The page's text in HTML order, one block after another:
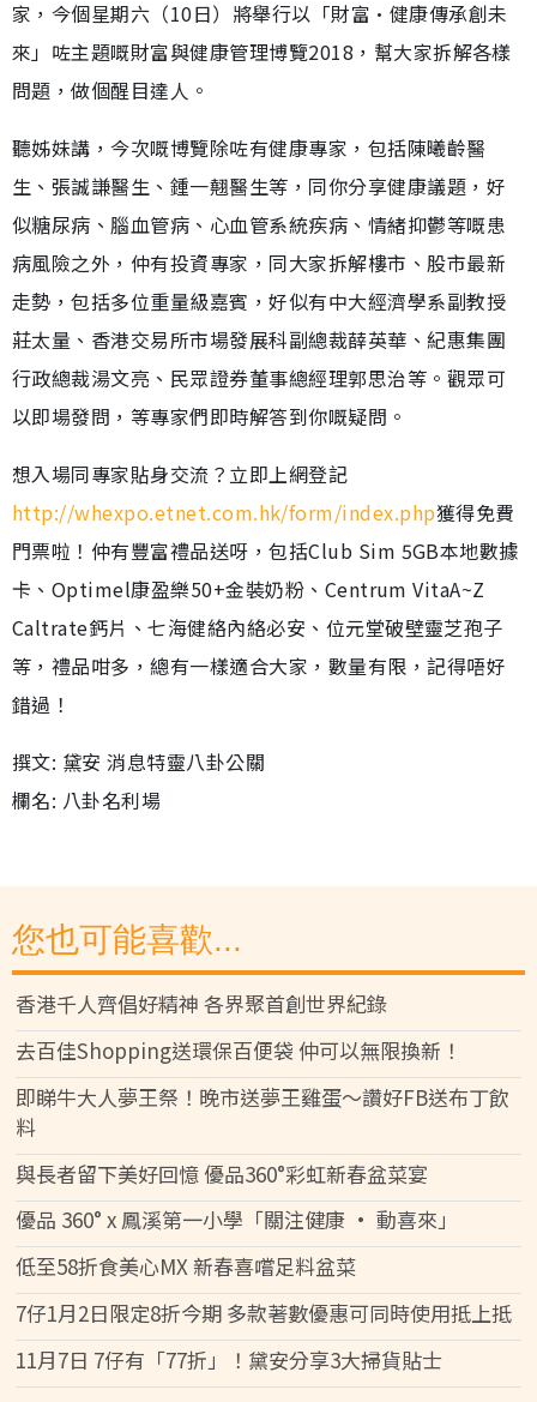
家，今個星期六（10日）將舉行以「財富•健康傳承創未
來」咗主題嘅財富與健康管理博覽2018，幫大家拆解各樣
問題，做個醒目達人。
聽姊妹講，今次嘅博覽除咗有健康專家，包括陳曦齡醫
生、張誠謙醫生、鍾一翹醫生等，同你分享健康議題，好
似糖尿病、腦血管病、心血管系統疾病、情緒抑鬱等嘅患
病風險之外，仲有投資專家，同大家拆解樓市、股市最新
走勢，包括多位重量級嘉賓，好似有中大經濟學系副教授
莊太量、香港交易所市場發展科副總裁薛英華、紀惠集團
行政總裁湯文亮、民眾證券董事總經理郭思治等。觀眾可
以即場發問，等專家們即時解答到你嘅疑問。
想入場同專家貼身交流？立即上網登記
http://whexpo.etnet.com.hk/form/index.php獲得免費
門票啦！仲有豐富禮品送呀，包括Club Sim 5GB本地數據
卡、Optimel康盈樂50+金裝奶粉、Centrum VitaA~Z
Caltrate鈣片、七海健絡內絡必安、位元堂破壁靈芝孢子
等，禮品咁多，總有一樣適合大家，數量有限，記得唔好
錯過！
撰文: 黛安 消息特靈八卦公關
欄名: 八卦名利場
您也可能喜歡...
香港千人齊倡好精神 各界聚首創世界紀錄
去百佳Shopping送環保百便袋 仲可以無限換新！
即睇牛大人夢王祭！晚市送夢王雞蛋～讚好FB送布丁飲
料
與長者留下美好回憶 優品360°彩虹新春盆菜宴
優品 360° x 鳳溪第一小學「關注健康 • 動喜來」
低至58折食美心MX 新春喜嚐足料盆菜
7仔1月2日限定8折今期 多款著數優惠可同時使用抵上抵
11月7日 7仔有「77折」！黛安分享3大掃貨貼士